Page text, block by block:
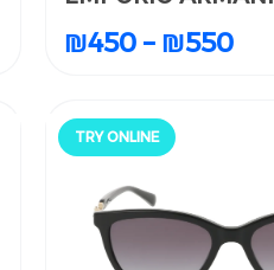
₪450 – ₪550
TRY ONLINE
₪450 – ₪550
جرّب أونلاين